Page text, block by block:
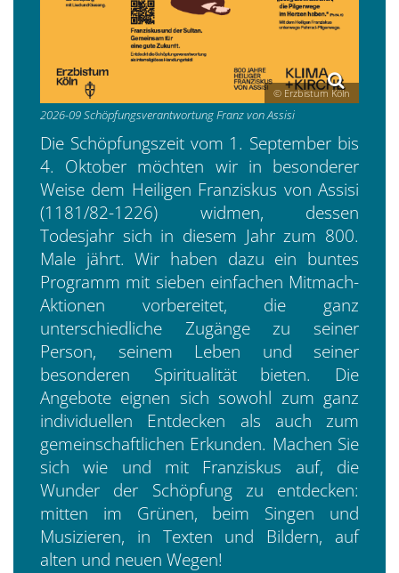
© Erzbistum Köln
2026-09 Schöpfungsverantwortung Franz von Assisi
Die Schöpfungszeit vom 1. September bis
4. Oktober möchten wir in besonderer
Weise dem Heiligen Franziskus von Assisi
(1181/82-1226) widmen, dessen
Todesjahr sich in diesem Jahr zum 800.
Male jährt. Wir haben dazu ein buntes
Programm mit sieben einfachen Mitmach-
Aktionen vorbereitet, die ganz
unterschiedliche Zugänge zu seiner
Person, seinem Leben und seiner
besonderen Spiritualität bieten. Die
Angebote eignen sich sowohl zum ganz
individuellen Entdecken als auch zum
gemeinschaftlichen Erkunden. Machen Sie
sich wie und mit Franziskus auf, die
Wunder der Schöpfung zu entdecken:
mitten im Grünen, beim Singen und
Musizieren, in Texten und Bildern, auf
alten und neuen Wegen!